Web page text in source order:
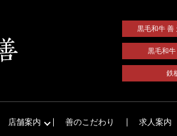
店舗案内 善のこだわり 求人案内
黒毛和牛
黒毛和
鉄